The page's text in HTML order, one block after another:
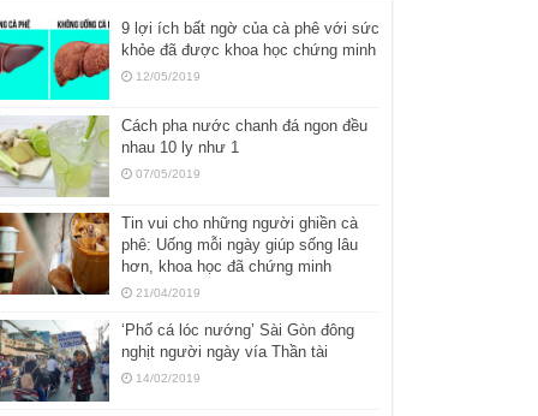
9 lợi ích bất ngờ của cà phê với sức
khỏe đã được khoa học chứng minh
12/05/2019
Cách pha nước chanh đá ngon đều
nhau 10 ly như 1
07/05/2019
Tin vui cho những người ghiền cà
phê: Uống mỗi ngày giúp sống lâu
hơn, khoa học đã chứng minh
21/04/2019
‘Phố cá lóc nướng’ Sài Gòn đông
nghịt người ngày vía Thần tài
14/02/2019